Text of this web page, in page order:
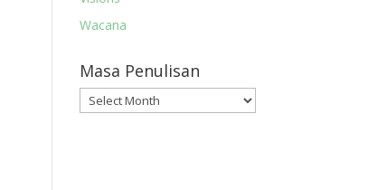
Wacana
Masa Penulisan
Masa
Penulisan